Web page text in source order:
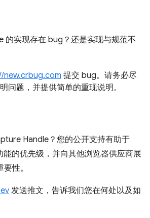
的实现存在 bug？还是实现与规范不
new.crbug.com 提交 bug。请务必尽
问题，并提供简单的重现说明。
Handle？您的公开支持有助于
的优先级，并向其他浏览器供应商展
性。
发送推文，告诉我们您在何处以及如